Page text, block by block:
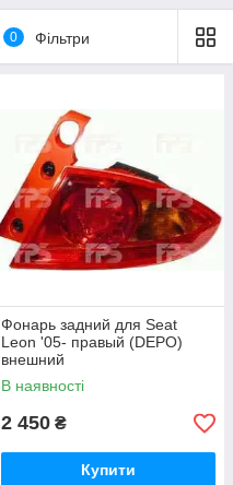
0 Фільтри
Фонарь задний для Seat
Leon '05- правый (DEPO)
внешний
В наявності
2 450 ₴
Купити